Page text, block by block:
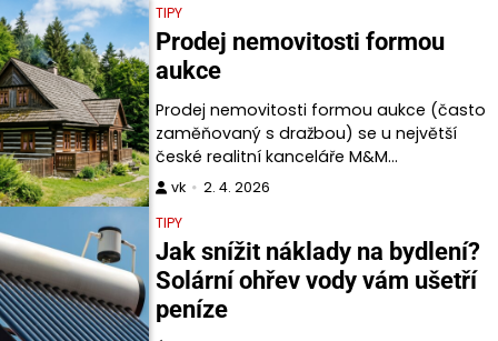
TIPY
Prodej nemovitosti formou
aukce
Prodej nemovitosti formou aukce (často
zaměňovaný s dražbou) se u největší
české realitní kanceláře M&M…
vk
2. 4. 2026
TIPY
Jak snížit náklady na bydlení?
Solární ohřev vody vám ušetří
peníze